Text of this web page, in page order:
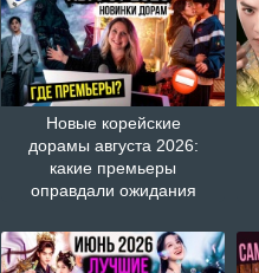
Новые корейские
дорамы августа 2026:
какие премьеры
оправдали ожидания